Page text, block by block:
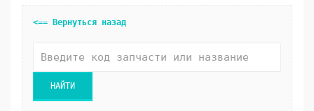
<== Вернуться назад